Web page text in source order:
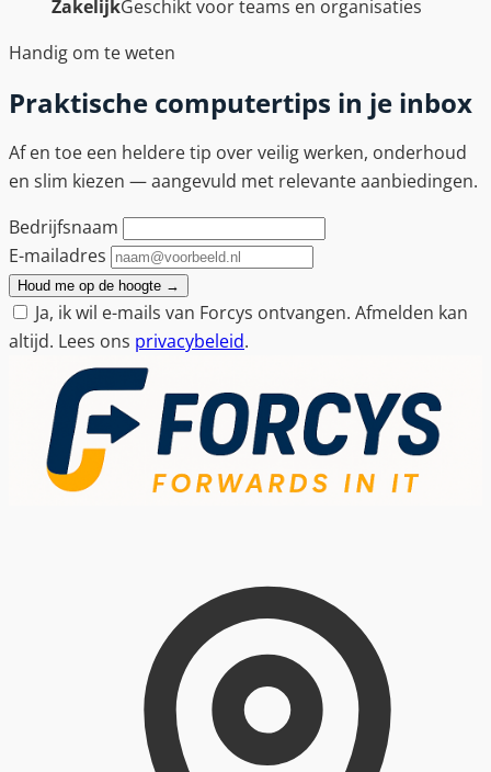
ZakelijkGeschikt voor teams en organisaties
Handig om te weten
Praktische computertips in je inbox
Af en toe een heldere tip over veilig werken, onderhoud
en slim kiezen — aangevuld met relevante aanbiedingen.
Bedrijfsnaam
E-mailadres
Houd me op de hoogte →
Ja, ik wil e-mails van Forcys ontvangen. Afmelden kan
altijd. Lees ons privacybeleid.